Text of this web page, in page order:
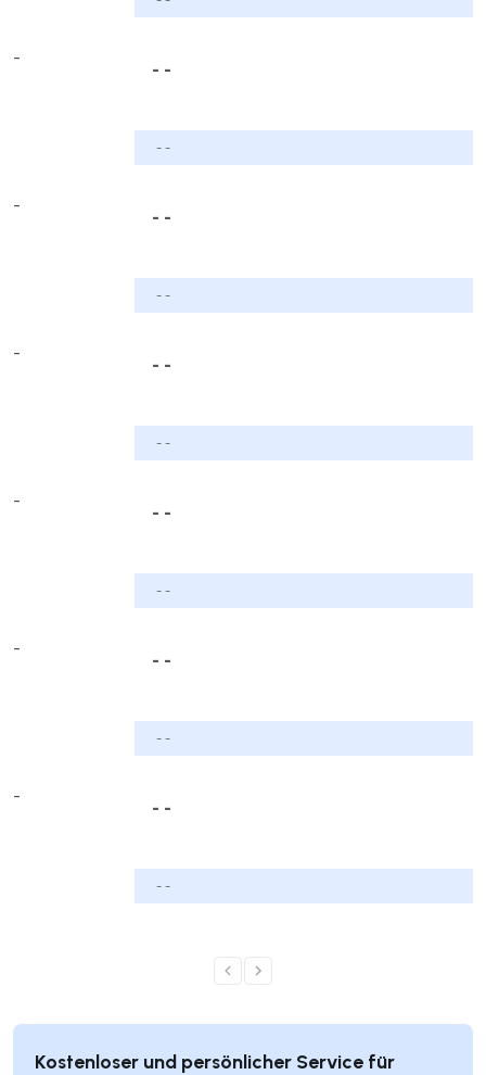
-
- -
- -
-
- -
- -
-
- -
- -
-
- -
- -
-
- -
- -
-
- -
- -
Kostenloser und persönlicher Service für